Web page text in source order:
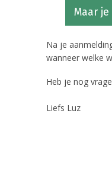
​Maar
​Na je
wanneer welke
​Heb je nog
Liefs Luz